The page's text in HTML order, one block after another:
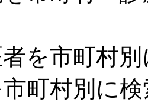
を市町村
町村別に